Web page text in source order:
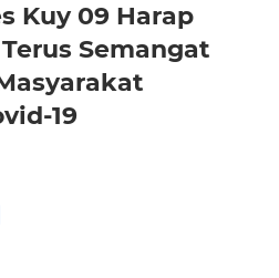
Kuy 09 Harap
Semangat
19